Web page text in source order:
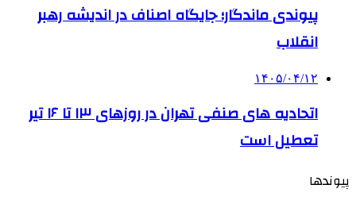
پیوندی ماندگار؛ جایگاه اصناف در اندیشه رهبر
انقلاب
۱۴۰۵/۰۴/۱۲
اتحادیه های صنفی تهران در روزهای ۱۳ تا ۱۶ تیر
تعطیل است
پیوندها